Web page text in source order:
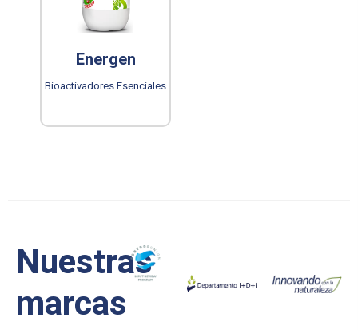
Bioactivadores Esenciales
Energen
Nuestras
marcas